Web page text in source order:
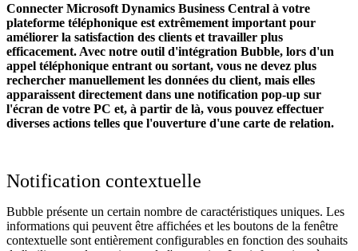
Connecter Microsoft Dynamics Business Central à votre
plateforme téléphonique est extrêmement important pour
améliorer la satisfaction des clients et travailler plus
efficacement. Avec notre outil d'intégration Bubble, lors d'un
appel téléphonique entrant ou sortant, vous ne devez plus
rechercher manuellement les données du client, mais elles
apparaissent directement dans une notification pop-up sur
l'écran de votre PC et, à partir de là, vous pouvez effectuer
diverses actions telles que l'ouverture d'une carte de relation.
Notification contextuelle
Bubble présente un certain nombre de caractéristiques uniques. Les
informations qui peuvent être affichées et les boutons de la fenêtre
contextuelle sont entièrement configurables en fonction des souhaits